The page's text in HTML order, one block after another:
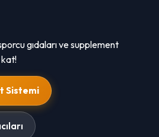
gıdaları ve supplement
Sistemi